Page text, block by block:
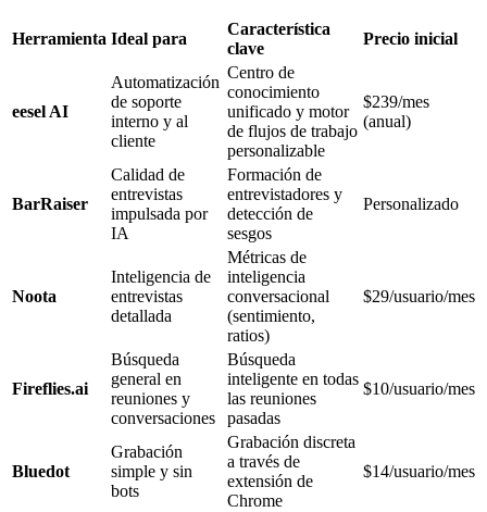
Herramienta Ideal para
Característica
clave
Precio inicial
eesel AI
Automatización
de soporte
interno y al
cliente
Centro de
conocimiento
unificado y motor
de flujos de trabajo
personalizable
$239/mes
(anual)
BarRaiser
Calidad de
entrevistas
impulsada por
IA
Formación de
entrevistadores y
detección de
sesgos
Personalizado
Noota
Inteligencia de
entrevistas
detallada
Métricas de
inteligencia
conversacional
(sentimiento,
ratios)
$29/usuario/mes
Fireflies.ai
Búsqueda
general en
reuniones y
conversaciones
Búsqueda
inteligente en todas
las reuniones
pasadas
$10/usuario/mes
Bluedot
Grabación
simple y sin
bots
Grabación discreta
a través de
extensión de
Chrome
$14/usuario/mes